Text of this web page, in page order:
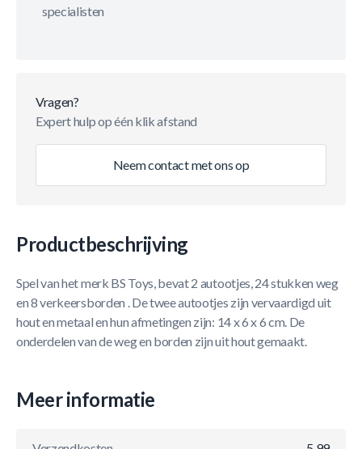
specialisten
Vragen?
Expert hulp op één klik afstand
Neem contact met ons op
Productbeschrijving
Spel van het merk BS Toys, bevat 2 autootjes, 24 stukken weg
en 8 verkeersborden . De twee autootjes zijn vervaardigd uit
hout en metaal en hun afmetingen zijn: 14 x 6 x 6 cm. De
onderdelen van de weg en borden zijn uit hout gemaakt.
Meer informatie